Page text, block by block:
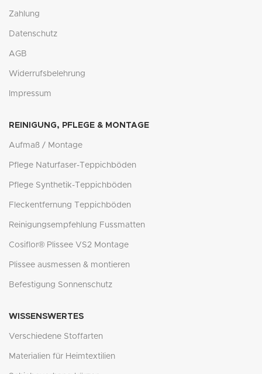
Zahlung
Datenschutz
AGB
Widerrufsbelehrung
Impressum
REINIGUNG, PFLEGE & MONTAGE
Aufmaß / Montage
Pflege Naturfaser-Teppichböden
Pflege Synthetik-Teppichböden
Fleckentfernung Teppichböden
Reinigungsempfehlung Fussmatten
Cosiflor® Plissee VS2 Montage
Plissee ausmessen & montieren
Befestigung Sonnenschutz
WISSENSWERTES
Verschiedene Stoffarten
Materialien für Heimtextilien